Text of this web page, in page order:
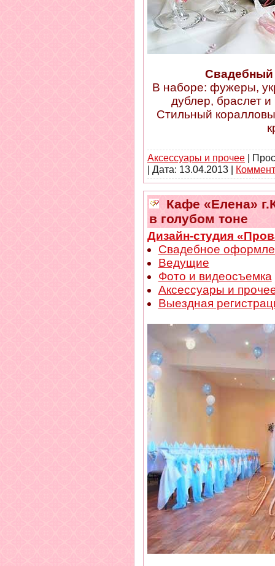
Свадебный
В наборе: фужеры,
дублер, браслет и
Стильный
Аксессуары и прочее |
| Дата: 13.04.2013 |
Кафе «Елена»
в голубом тоне
Дизайн-студия
Свадебное
Ведущие
Фото и видеосъемка
Аксессуары и
Выездная